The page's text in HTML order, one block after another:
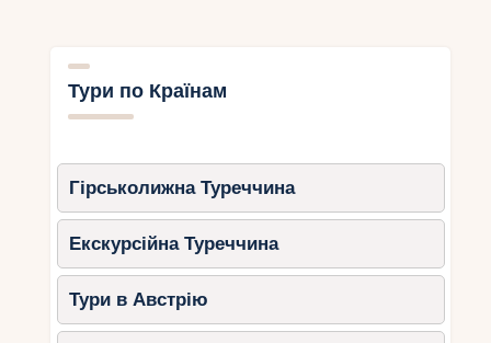
Тури по Країнам
Гірськолижна Туреччина
Екскурсійна Туреччина
Тури в Австрію